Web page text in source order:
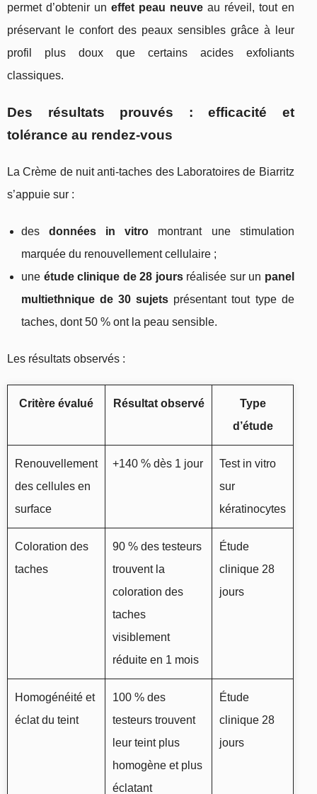
permet d’obtenir un effet peau neuveau réveil, tout en
préservant le confort des peaux sensibles grâce à leur
profil plus doux que certains acides exfoliants
classiques.
Des résultats prouvés : efficacité et
tolérance au rendez-vous
La Crème de nuit anti-taches des Laboratoires de Biarritz
s’appuie sur :
desdonnées in vitro montrant une stimulation
marquée du renouvellement cellulaire ;
une étude clinique de 28 joursréalisée sur un panel
multiethnique de 30 sujets présentant tout type de
taches, dont 50 % ont la peau sensible.
Les résultats observés :
Critère évalué Résultat observé
Type
d’étude
Renouvellement
des cellules en
surface
+140 % dès 1 jour
Test in vitro
sur
kératinocytes
Coloration des
taches
90 % des testeurs
trouvent la
coloration des
taches
visiblement
réduite en 1 mois
Étude
clinique 28
jours
Homogénéité et
éclat du teint
100 % des
testeurs trouvent
leur teint plus
homogène et plus
éclatant
Étude
clinique 28
jours